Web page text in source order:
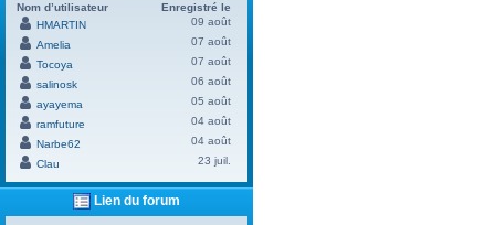
Nom d’utilisateur
Enregistré le
HMARTIN
09 août
Amelia
07 août
Tocoya
07 août
salinosk
06 août
ayayema
05 août
ramfuture
04 août
Narbe62
04 août
Clau
23 juil.
Lien du forum